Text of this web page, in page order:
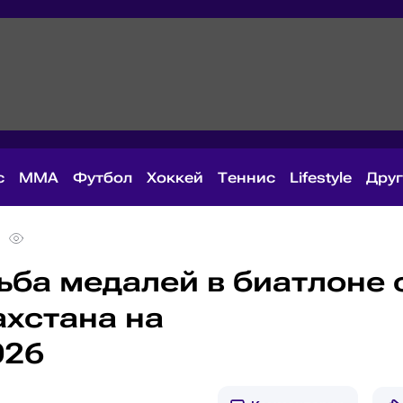
MMA Футбол Хоккей Теннис Lifestyle
медалей в биатлоне
на